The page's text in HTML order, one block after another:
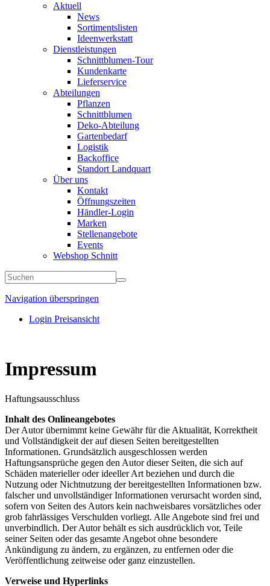
Aktuell
News
Sortimentslisten
Ideenwerkstatt
Dienstleistungen
Schnittblumen-Tour
Kundenkarte
Lieferservice
Abteilungen
Pflanzen
Schnittblumen
Deko-Abteilung
Gartenbedarf
Logistik
Backoffice
Standort Landquart
Über uns
Kontakt
Öffnungszeiten
Händler-Login
Marken
Stellenangebote
Events
Webshop Schnitt
Navigation überspringen
Login Preisansicht
Impressum
Haftungsausschluss
Inhalt des Onlineangebotes
Der Autor übernimmt keine Gewähr für die Aktualität, Korrektheit
und Vollständigkeit der auf diesen Seiten bereitgestellten
Informationen. Grundsätzlich ausgeschlossen werden
Haftungsansprüche gegen den Autor dieser Seiten, die sich auf
Schäden materieller oder ideeller Art beziehen und durch die
Nutzung oder Nichtnutzung der bereitgestellten Informationen bzw.
falscher und unvollständiger Informationen verursacht worden sind,
sofern von Seiten des Autors kein nachweisbares vorsätzliches oder
grob fahrlässiges Verschulden vorliegt. Alle Angebote sind frei und
unverbindlich. Der Autor behält es sich ausdrücklich vor, Teile
seiner Seiten oder das gesamte Angebot ohne besondere
Ankündigung zu ändern, zu ergänzen, zu entfernen oder die
Veröffentlichung zeitweise oder ganz einzustellen.
Verweise und Hyperlinks